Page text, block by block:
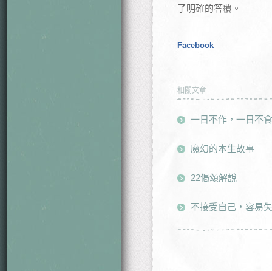
了明確的答覆。
Facebook
相關文章
一日不作，一日不食
魔幻的本生故事
22偈頌解說
不接受自己，容易